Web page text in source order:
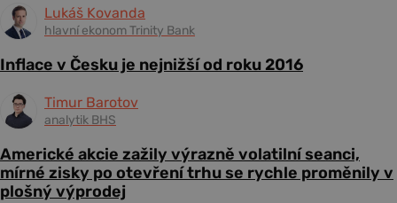
Lukáš Kovanda
hlavní ekonom Trinity Bank
Inflace v Česku je nejnižší od roku 2016
Timur Barotov
analytik BHS
Americké akcie zažily výrazně volatilní seanci,
mírné zisky po otevření trhu se rychle proměnily v
plošný výprodej